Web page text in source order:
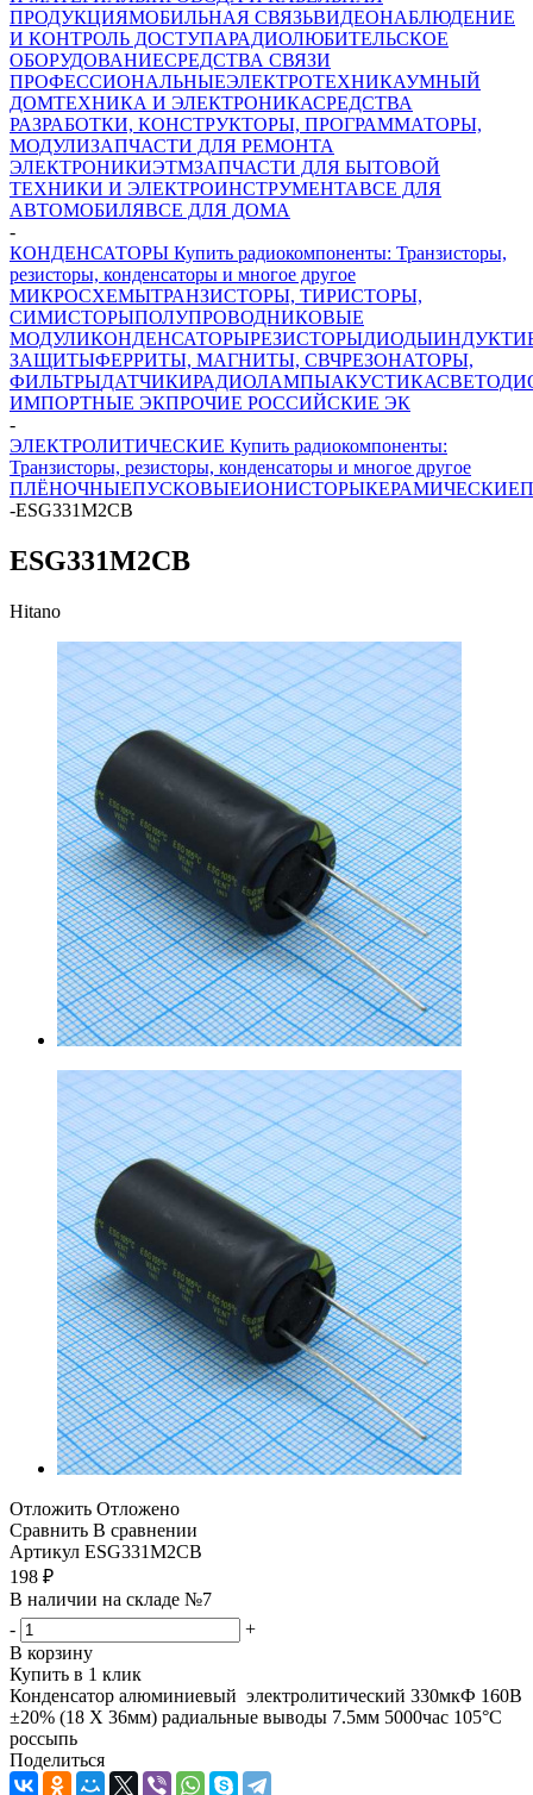
ПРОДУКЦИЯМОБИЛЬНАЯ СВЯЗЬВИДЕОНАБЛЮДЕНИЕ
И КОНТРОЛЬ ДОСТУПАРАДИОЛЮБИТЕЛЬСКОЕ
ОБОРУДОВАНИЕСРЕДСТВА СВЯЗИ
ПРОФЕССИОНАЛЬНЫЕЭЛЕКТРОТЕХНИКАУМНЫЙ
ДОМТЕХНИКА И ЭЛЕКТРОНИКАСРЕДСТВА
РАЗРАБОТКИ, КОНСТРУКТОРЫ, ПРОГРАММАТОРЫ,
МОДУЛИЗАПЧАСТИ ДЛЯ РЕМОНТА
ЭЛЕКТРОНИКИЭТМЗАПЧАСТИ ДЛЯ БЫТОВОЙ
ТЕХНИКИ И ЭЛЕКТРОИНСТРУМЕНТАВСЕ ДЛЯ
АВТОМОБИЛЯВСЕ ДЛЯ ДОМА
-
КОНДЕНСАТОРЫ Купить радиокомпоненты: Транзисторы,
резисторы, конденсаторы и многое другое
МИКРОСХЕМЫТРАНЗИСТОРЫ, ТИРИСТОРЫ,
СИМИСТОРЫПОЛУПРОВОДНИКОВЫЕ
МОДУЛИКОНДЕНСАТОРЫРЕЗИСТОРЫДИОДЫ
ЗАЩИТЫФЕРРИТЫ, МАГНИТЫ, СВЧРЕЗОНАТОРЫ,
ФИЛЬТРЫДАТЧИКИРАДИОЛАМПЫАКУСТИКА
ИМПОРТНЫЕ ЭКПРОЧИЕ РОССИЙСКИЕ ЭК
-
ЭЛЕКТРОЛИТИЧЕСКИЕ Купить радиокомпоненты:
Транзисторы, резисторы, конденсаторы и многое другое
ПЛЁНОЧНЫЕПУСКОВЫЕИОНИСТОРЫКЕРАМИЧЕСКИЕ
-ESG331M2CB
ESG331M2CB
Hitano
Отложить Отложено
Сравнить В сравнении
Артикул ESG331M2CB
198 ₽
В наличии на складе №7
-
+
В корзину
Купить в 1 клик
Конденсатор алюминиевый электролитический 330мкФ 160В
±20% (18 X 36мм) радиальные выводы 7.5мм 5000час 105°С
россыпь
Поделиться